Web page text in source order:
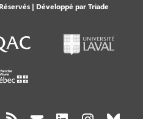
| Développé parTriade